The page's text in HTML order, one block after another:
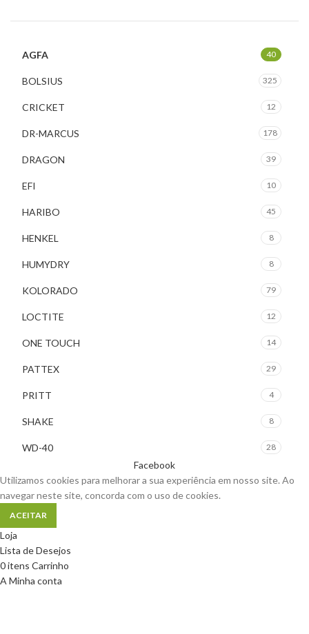
AGFA 40
BOLSIUS 325
CRICKET 12
DR-MARCUS 178
DRAGON 39
EFI 10
HARIBO 45
HENKEL 8
HUMYDRY 8
KOLORADO 79
LOCTITE 12
ONE TOUCH 14
PATTEX 29
PRITT 4
SHAKE 8
WD-40 28
Facebook
Utilizamos cookies para melhorar a sua experiência em nosso site. Ao
navegar neste site, concorda com o uso de cookies.
ACEITAR
Loja
Lista de Desejos
0itens Carrinho
A Minha conta